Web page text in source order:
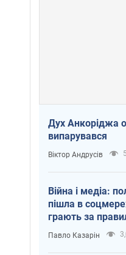
Дух Анкоріджа
випарувався
Віктор Андрусів
Війна і медіа:
пішла в
грають за
ютуб
Павло Казарін